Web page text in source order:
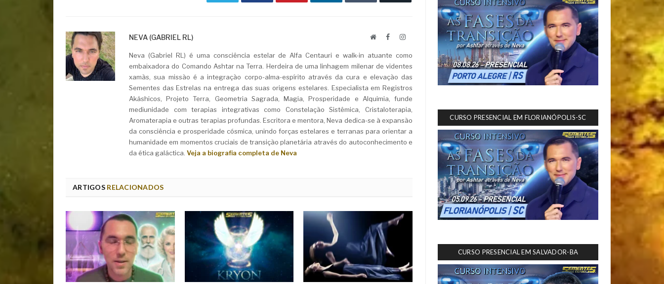
NEVA (GABRIEL RL) WebsiteFacebookLinkedIn
Neva (Gabriel RL) é uma consciência estelar de Alfa Centauri e walk-in atuante como
embaixadora do Comando Ashtar na Terra. Herdeira de uma linhagem milenar de videntes
xamãs, sua missão é a integração corpo-alma-espírito através da cura e elevação das
Sementes das Estrelas na entrega das suas origens estelares. Especialista em Registros
Akáshicos, Projeto Terra, Geometria Sagrada, Magia, Prosperidade e Alquimia, funde
mediunidade com terapias integrativas como Constelação Sistêmica, Cristaloterapia,
Aromaterapia e outras terapias profundas. Escritora e mentora, Neva dedica-se à expansão
da consciência e prosperidade cósmica, unindo forças estelares e terranas para orientar a
humanidade em momentos cruciais de transição planetária através do autoconhecimento e
da ética galáctica. Veja a biografia completa de Neva
ARTIGOSRELACIONADOS
CURSO PRESENCIAL EM FLORIANÓPOLIS-SC
CURSO PRESENCIAL EM SALVADOR-BA